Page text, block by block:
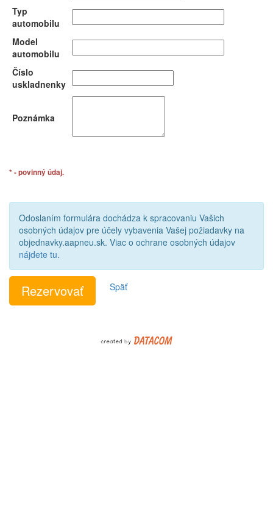
Typ
automobilu
Model
automobilu
Číslo
uskladnenky
Poznámka
* - povinný údaj.
Odoslaním formulára dochádza k spracovaniu Vašich
osobných údajov pre účely vybavenia Vašej požiadavky na
objednavky.aapneu.sk. Viac o ochrane osobných údajov
nájdete tu.
Späť